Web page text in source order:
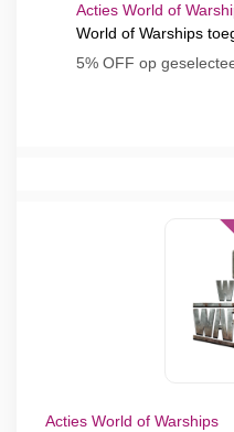
Acties World of
World of Warships
5% OFF op
Acties World of Warships